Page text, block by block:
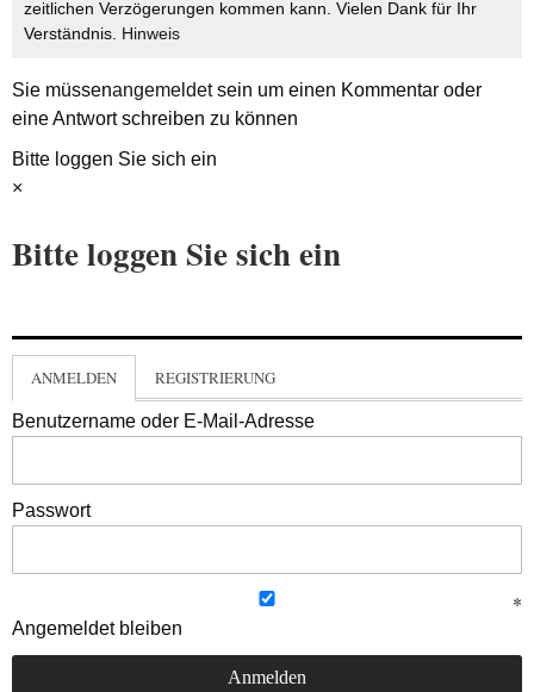
zeitlichen Verzögerungen kommen kann. Vielen Dank für Ihr
Verständnis. Hinweis
Sie müssenangemeldetsein um einen Kommentar oder
eine Antwort schreiben zu können
Bitte loggen Sie sich ein
×
Bitte loggen Sie sich ein
ANMELDEN REGISTRIERUNG
Benutzername oder E-Mail-Adresse
Passwort
Angemeldet bleiben